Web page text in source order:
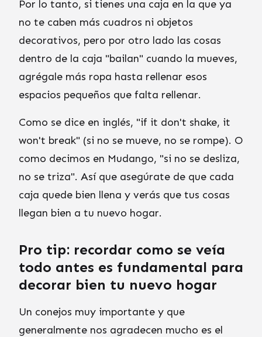
Por lo tanto, si tienes una caja en la que ya
no te caben más cuadros ni objetos
decorativos, pero por otro lado las cosas
dentro de la caja "bailan" cuando la mueves,
agrégale más ropa hasta rellenar esos
espacios pequeños que falta rellenar.
Como se dice en inglés, "if it don't shake, it
won't break" (si no se mueve, no se rompe). O
como decimos en Mudango, "si no se desliza,
no se triza". Así que asegúrate de que cada
caja quede bien llena y verás que tus cosas
llegan bien a tu nuevo hogar.
Pro tip: recordar como se veía
todo antes es fundamental para
decorar bien tu nuevo hogar
Un conejos muy importante y que
generalmente nos agradecen mucho es el